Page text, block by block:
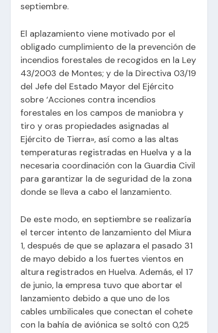
septiembre.
El aplazamiento viene motivado por el
obligado cumplimiento de la prevención de
incendios forestales de recogidos en la Ley
43/2003 de Montes; y de la Directiva 03/19
del Jefe del Estado Mayor del Ejército
sobre ‘Acciones contra incendios
forestales en los campos de maniobra y
tiro y oras propiedades asignadas al
Ejército de Tierra», así como a las altas
temperaturas registradas en Huelva y a la
necesaria coordinación con la Guardia Civil
para garantizar la de seguridad de la zona
donde se lleva a cabo el lanzamiento.
De este modo, en septiembre se realizaría
el tercer intento de lanzamiento del Miura
1, después de que se aplazara el pasado 31
de mayo debido a los fuertes vientos en
altura registrados en Huelva. Además, el 17
de junio, la empresa tuvo que abortar el
lanzamiento debido a que uno de los
cables umbilicales que conectan el cohete
con la bahía de aviónica se soltó con 0,25